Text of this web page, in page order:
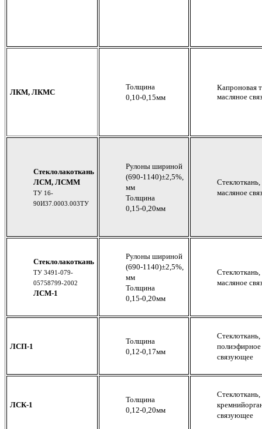
ЛКМ, ЛКМС
Толщина
0,10-0,15мм
Капроновая
масляное
Стеклолакоткань
ЛСМ, ЛСММ
ТУ 16-
90И37.0003.003ТУ
Рулоны шириной
(690-1140)±2,5%,
мм
Толщина
0,15-0,20мм
Стеклоткань,
масляное
Стеклолакоткань
ТУ 3491-079-
05758799-2002
ЛСМ-1
Рулоны шириной
(690-1140)±2,5%,
мм
Толщина
0,15-0,20мм
Стеклоткань,
масляное
ЛСП-1
Толщина
0,12-0,17мм
Стеклоткань,
полиэфирное
связующее
ЛСК-1
Толщина
0,12-0,20мм
Стеклоткань,
связующее